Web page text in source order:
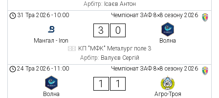
Арбітр: Ісаєв Антон
Чемпіонат ЗАФ 8×8 сезону 2026
31 Тра 2026 -10:00
Мангал - Iron
3 0
Волна
КП "МФК" Металург поле 3
Арбітр: Валуєв Сергій
Чемпіонат ЗАФ 8×8 сезону 2026
24 Тра 2026 -11:00
Волна
1 1
Агро-Троя